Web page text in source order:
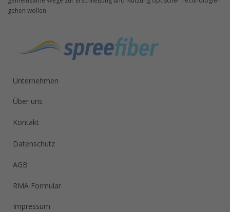
gehen wollen.
Unternehmen
Über uns
Kontakt
Datenschutz
AGB
RMA Formular
Impressum